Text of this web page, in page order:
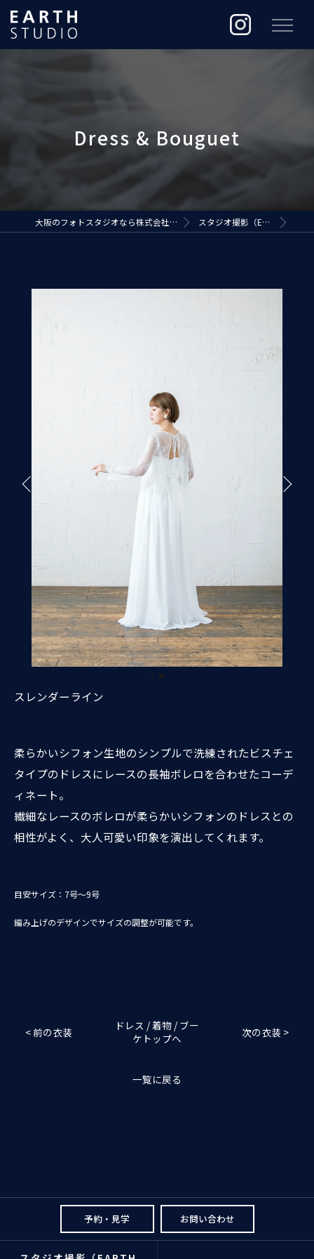
大阪のフォトスタジオなら株式会社ジ・アースプロダクション スタジオ撮影（EARTH STUDIO）
スレンダーライン
柔らかいシフォン生地のシンプルで洗練されたビスチェ
タイプのドレスにレースの長袖ボレロを合わせたコーデ
ィネート。
繊細なレースのボレロが柔らかいシフォンのドレスとの
相性がよく、大人可愛い印象を演出してくれます。
目安サイズ：7号～9号
編み上げのデザインでサイズの調整が可能です。
< 前の衣装
ドレス / 着物 / ブー
ケトップへ
次の衣装 >
一覧に戻る
予約・見学 お問い合わせ